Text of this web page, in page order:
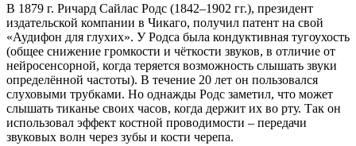
В 1879 г. Ричард Сайлас Родс (1842–1902 гг.), президент
издательской компании в Чикаго, получил патент на свой
«Аудифон для глухих». У Родса была кондуктивная тугоухость
(общее снижение громкости и чёткости звуков, в отличие от
нейросенсорной, когда теряется возможность слышать звуки
определённой частоты). В течение 20 лет он пользовался
слуховыми трубками. Но однажды Родс заметил, что может
слышать тиканье своих часов, когда держит их во рту. Так он
использовал эффект костной проводимости – передачи
звуковых волн через зубы и кости черепа.